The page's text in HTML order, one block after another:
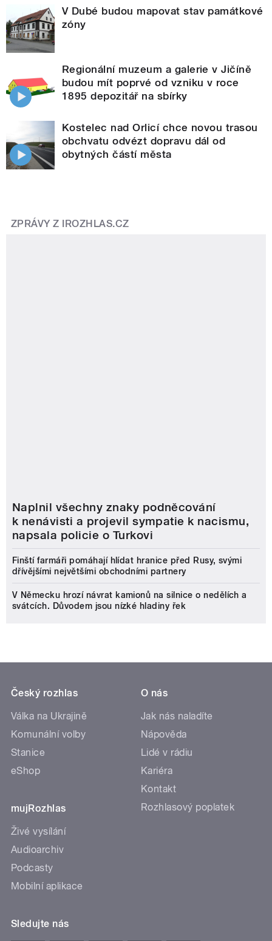
V Dubé budou mapovat stav památkové
zóny
Regionální muzeum a galerie v Jičíně
budou mít poprvé od vzniku v roce
1895 depozitář na sbírky
Kostelec nad Orlicí chce novou trasou
obchvatu odvézt dopravu dál od
obytných částí města
ZPRÁVY Z IROZHLAS.CZ
V Německu hrozí návrat kamionů na silnice o nedělích a
svátcích. Důvodem jsou nízké hladiny řek
Český rozhlas
Stanice
eShop
mujRozhlas
O nás
Lidé v rádiu
Rozhlasový poplatek
Sledujte nás